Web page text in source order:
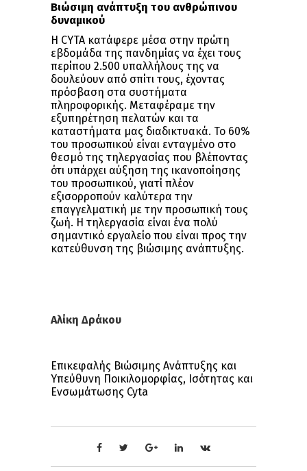
Βιώσιμη ανάπτυξη του ανθρώπινου
δυναμικού
Η CYTA κατάφερε μέσα στην πρώτη
εβδομάδα της πανδημίας να έχει τους
περίπου 2.500 υπαλλήλους της να
δουλεύουν από σπίτι τους, έχοντας
πρόσβαση στα συστήματα
πληροφορικής. Μεταφέραμε την
εξυπηρέτηση πελατών και τα
καταστήματα μας διαδικτυακά. Το 60%
του προσωπικού είναι ενταγμένο στο
θεσμό της τηλεργασίας που βλέποντας
ότι υπάρχει αύξηση της ικανοποίησης
του προσωπικού, γιατί πλέον
εξισορροπούν καλύτερα την
επαγγελματική με την προσωπική τους
ζωή. Η τηλεργασία είναι ένα πολύ
σημαντικό εργαλείο που είναι προς την
κατεύθυνση της βιώσιμης ανάπτυξης.
Αλίκη Δράκου
Επικεφαλής Βιώσιμης Ανάπτυξης και
Υπεύθυνη Ποικιλομορφίας, Ισότητας και
Ενσωμάτωσης Cyta